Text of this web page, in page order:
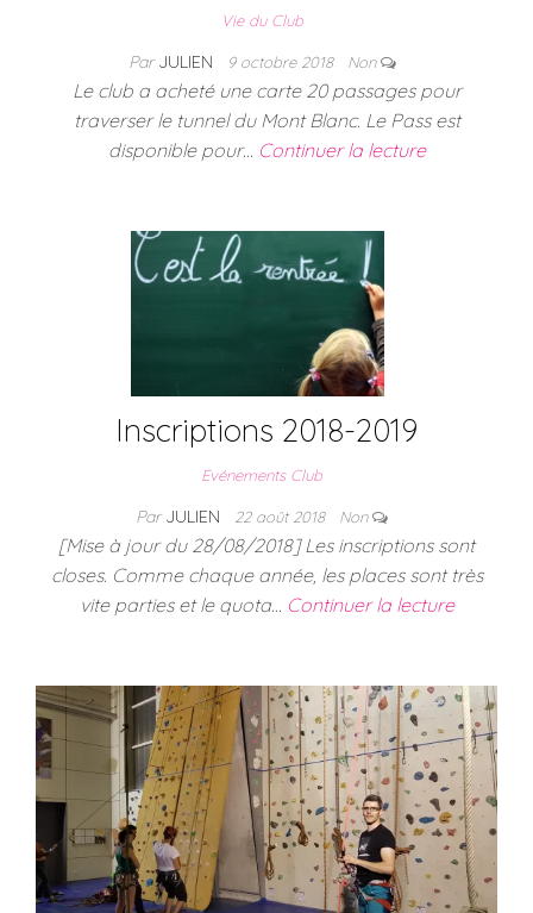
Vie du Club
ParJULIEN 9 octobre 2018 Non
Le club a acheté une carte 20 passages pour
traverser le tunnel du Mont Blanc. Le Pass est
disponible pour… Continuer la lecture
Inscriptions 2018-2019
Evénements Club
ParJULIEN 22 août 2018 Non
[Mise à jour du 28/08/2018] Les inscriptions sont
closes. Comme chaque année, les places sont très
vite parties et le quota… Continuer la lecture